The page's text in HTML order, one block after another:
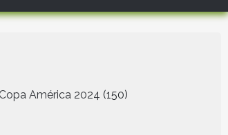
Copa América 2024 150
producten